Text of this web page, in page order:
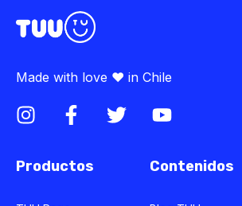
Made with love ♥ in Chile
Productos Contenidos